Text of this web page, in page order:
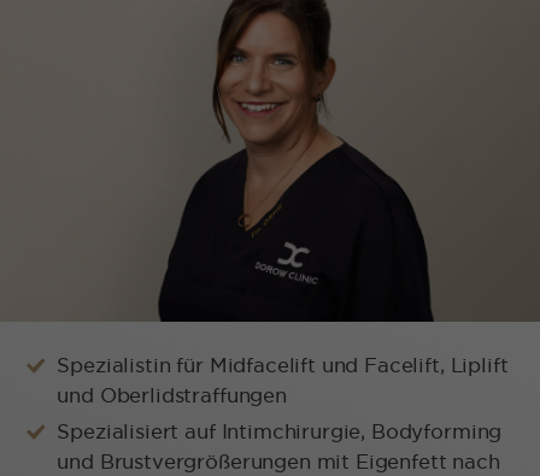
Spezialistin für Midfacelift und Facelift, Liplift
und Oberlidstraffungen
Spezialisiert auf Intimchirurgie, Bodyforming
und Brustvergrößerungen mit Eigenfett nach